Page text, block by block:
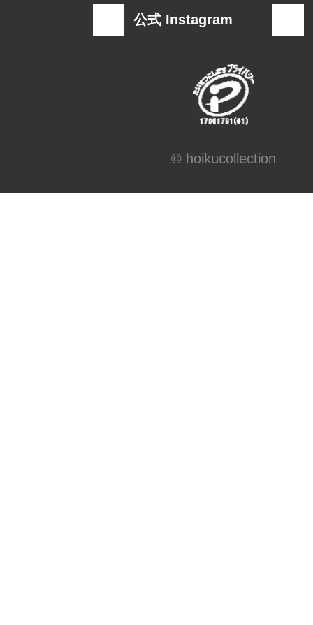
報担当
住所 ：〒532-
川区東三国5丁目15
電話/FAX ：06-
電子メール：
公式 Instagram
© hoikucollection